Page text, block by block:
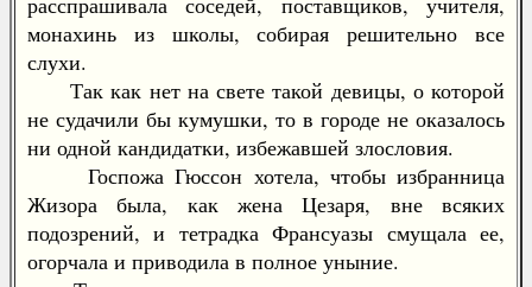
монахинь из школы, собирая решительно все
слухи.
Так как нет на свете такой девицы, о которой
не судачили бы кумушки, то в городе не оказалось
ни одной кандидатки, избежавшей злословия.
Госпожа Гюссон хотела, чтобы избранница
Жизора была, как жена Цезаря, вне всяких
подозрений, и тетрадка Франсуазы смущала ее,
огорчала и приводила в полное уныние.